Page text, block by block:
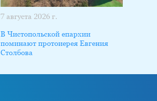
7 августа 2026 г.
В Чистопольской епархии
поминают протоиерея Евгения
Столбова